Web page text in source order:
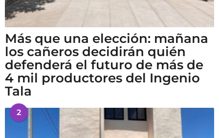
Más que una elección: mañana
los cañeros decidirán quién
defenderá el futuro de más de
4 mil productores del Ingenio
Tala
2